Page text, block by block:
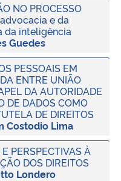
NO PROCESSO
e da
da inteligência
Guedes
PESSOAIS EM
ENTRE UNIÃO
DA AUTORIDADE
DE DADOS COMO
DE DIREITOS
Costodio Lima
PERSPECTIVAS À
DOS DIREITOS
Londero